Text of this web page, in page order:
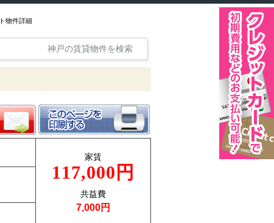
物件詳細
神戸の賃貸物件を検索
家賃
117,000円
共益費
7,000円